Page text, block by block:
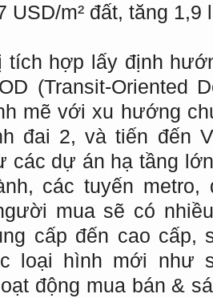
USD/m² đất, tăng
tích hợp lấy định
(Transit-Oriented
mẽ với xu hướng
đai 2, và tiến đến
các dự án hạ tầng
các tuyến
mua sẽ có
cấp đến cao cấp,
loại hình mới như
động mua bán &